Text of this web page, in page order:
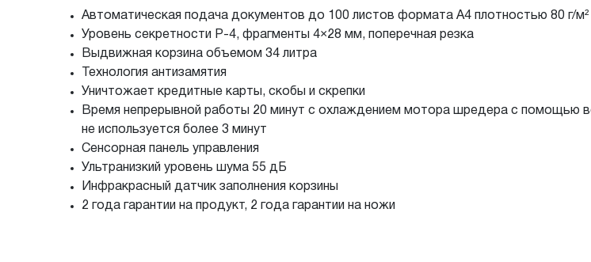
Автоматическая подача документов до 100 листов формата А4 плотностью 80 г/
Уровень секретности P-4, фрагменты 4×28 мм, поперечная резка
Выдвижная корзина объемом 34 литра
Технология антизамятия
Уничтожает кредитные карты, скобы и скрепки
Время непрерывной работы 20 минут с охлаждением мотора шредера с помощью
не используется более 3 минут
Сенсорная панель управления
Ультранизкий уровень шума 55 дБ
Инфракрасный датчик заполнения корзины
2 года гарантии на продукт, 2 года гарантии на ножи